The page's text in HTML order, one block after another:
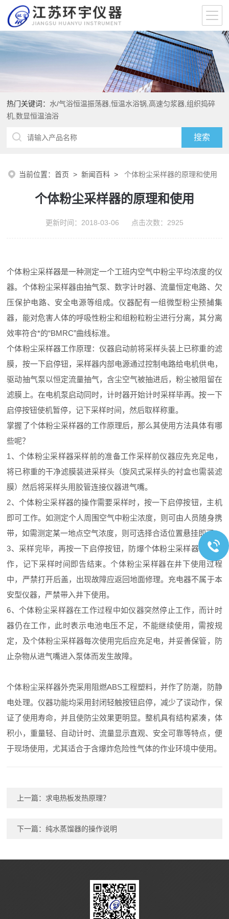
热门关键词： 水/气浴恒温振荡器,恒温水浴锅,高速匀浆器,组织捣碎
机,数显恒温油浴
当前位置：首页 >新闻百科 > 个体粉尘采样器的原理和使用
个体粉尘采样器的原理和使用
更新时间：2018-03-06 点击次数：2925
个体粉尘采样器是一种测定一个工班内空气中粉尘平均浓度的仪
器。个体粉尘采样器由抽气泵、数字计时器、流量恒定电路、欠
压保护电路、安全电源等组成。仪器配有一组微型粉尘预捕集
器，能对危害人体的呼吸性粉尘和组粉粒粉尘进行分离，其分离
效率符合*的“BMRC”曲线标准。
个体粉尘采样器工作原理：仪器启动前将采样头装上已称重的滤
膜，按一下启停钮，采样器内部电源通过控制电路给电机供电，
驱动抽气泵以恒定流量抽气，含尘空气被抽进后，粉尘被阻留在
滤膜上。在电机泵启动同时，计时器开始计时采样毕再。按一下
启停按钮使机暂停，记下采样时间，然后取样称重。
掌握了个体粉尘采样器的工作原理后，那么其使用方法具体有哪
些呢？
1、个体粉尘采样器采样前的准备工作采样前仪器应先充足电，
将已称重的干净滤膜装进采样头（旋风式采样头的衬盒也需装滤
膜）然后将采样头用胶管连接仪器进气嘴。
2、个体粉尘采样器的操作需要采样时，按一下启停按钮，主机
即可工作。如测定个人周围空气中粉尘浓度，则可由人员随身携
带，如需测定某一地点空气浓度，则可选择合适位置悬挂即可。
3、采样完毕，再按一下启停按钮，防爆个体粉尘采样器停止工
作，记下采样时间即告结束。个体粉尘采样器在井下使用过程
中，严禁打开后盖，出现故障应返回地面修理。充电器不属于本
安型仪器，严禁带入井下使用。
6、个体粉尘采样器在工作过程中如仪器突然停止工作，而计时
器仍在工作，此时表示电池电压不足，不能继续使用，需按规
定，及个体粉尘采样器每次使用完后应充足电，并妥善保管，防
止杂物从进气嘴进入泵体而发生故障。
个体粉尘采样器外壳采用阻燃ABS工程塑料，并作了防潮，防静
电处理。仪器功能均采用封闭轻触按钮启停，减少了误动作，保
证了使用寿命，并且使防尘效果更明显。整机具有结构紧凑，体
积小，重量轻、自动计时、流量显示直观、安全可靠等特点，便
于现场使用，尤其适合于含爆炸危险性气体的作业环境中使用。
上一篇： 求电热板发热原理？
下一篇：纯水蒸馏器的操作说明